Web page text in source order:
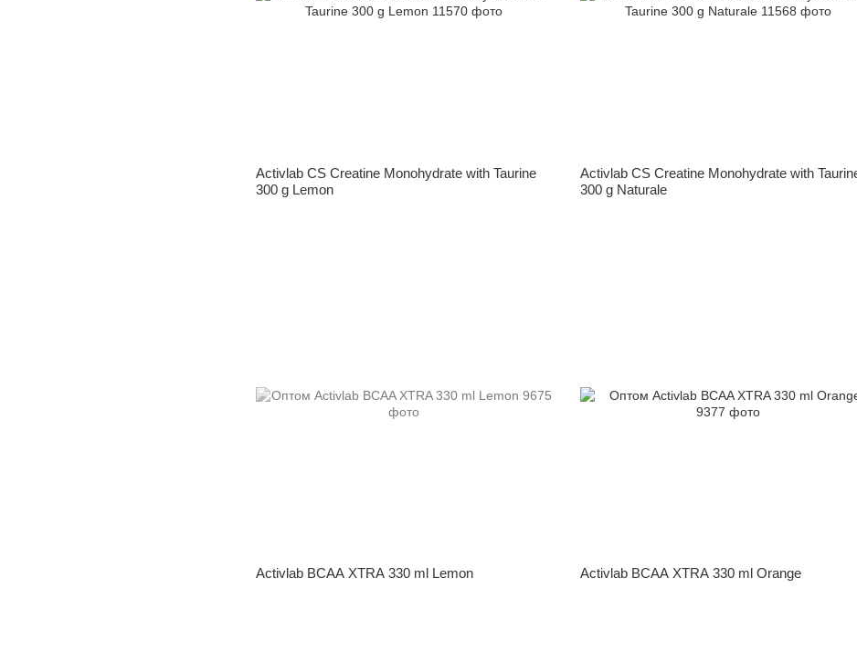
Activlab CS Creatine Monohydrate with Taurine
300 g Lemon
Activlab CS Creatine Monohydrate with
300 g Naturale
Activlab BCAA XTRA 330 ml Lemon Activlab BCAA XTRA 330 ml Orange